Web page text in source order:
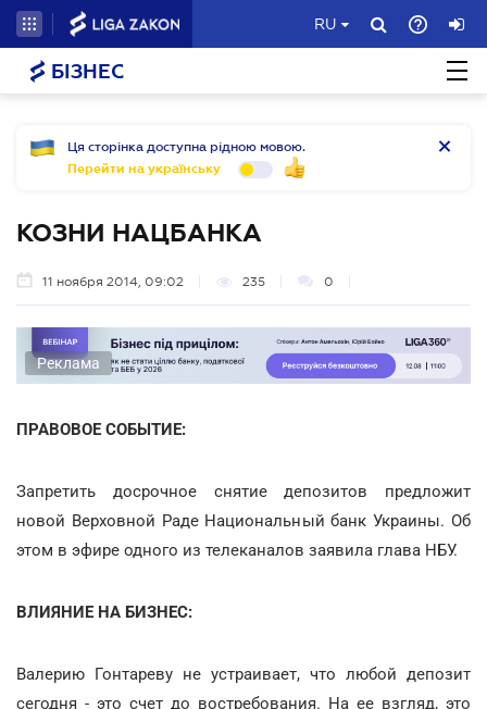
RU
БІЗНЕС
Ця сторінка доступна рідною мовою.
Перейти на українську
КОЗНИ НАЦБАНКА
11 ноября 2014, 09:02 235 0
Реклама
ПРАВОВОЕ СОБЫТИЕ:
Запретить досрочное снятие депозитов предложит
новой Верховной Раде Национальный банк Украины. Об
этом в эфире одного из телеканалов заявила глава НБУ.
ВЛИЯНИЕ НА БИЗНЕС:
Валерию Гонтареву не устраивает, что любой депозит
сегодня - это счет до востребования. На ее взгляд, это